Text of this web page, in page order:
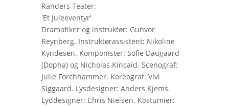
Randers Teater:
'Et Juleeventyr'
Dramatiker og instruktør: Gunvor
Reynberg. Instruktørassistent: Nikoline
Kyndesen. Komponister: Sofie Daugaard
(Dopha) og Nicholas Kincaid. Scenograf:
Julie Forchhammer. Koreograf: Vivi
Siggaard. Lysdesigner: Anders Kjems.
Lyddesigner: Chris Nielsen. Kostumier: